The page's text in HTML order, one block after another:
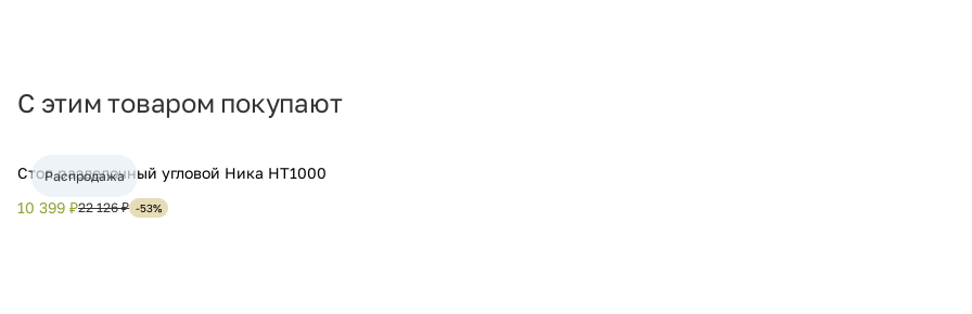
С этим товаром покупают
Стол разделочный угловой Ника НТ1000
10 399 ₽22 126 ₽ -53%
Распродажа